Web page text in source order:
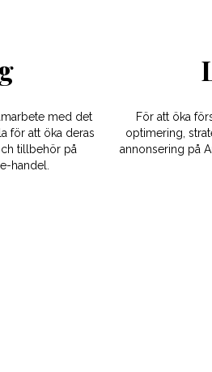
med det
för att öka deras
tillbehör på
handel.
För att öka
optimering,
annonsering på